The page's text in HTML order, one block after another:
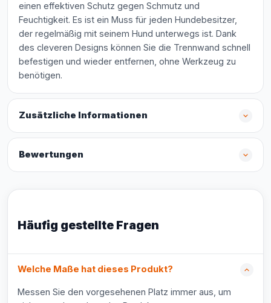
einen effektiven Schutz gegen Schmutz und
Feuchtigkeit. Es ist ein Muss für jeden Hundebesitzer,
der regelmäßig mit seinem Hund unterwegs ist. Dank
des cleveren Designs können Sie die Trennwand schnell
befestigen und wieder entfernen, ohne Werkzeug zu
benötigen.
Zusätzliche Informationen
Bewertungen
Häufig gestellte Fragen
Welche Maße hat dieses Produkt?
Messen Sie den vorgesehenen Platz immer aus, um